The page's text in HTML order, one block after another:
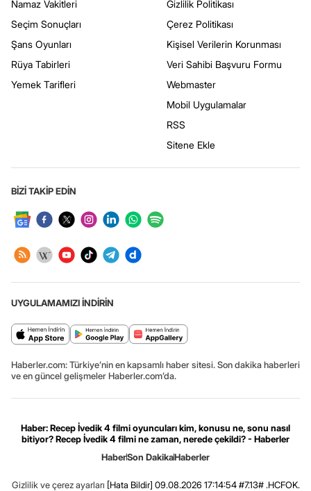
Namaz Vakitleri
Seçim Sonuçları
Şans Oyunları
Rüya Tabirleri
Yemek Tarifleri
Gizlilik Politikası
Çerez Politikası
Kişisel Verilerin Korunması
Veri Sahibi Başvuru Formu
Webmaster
Mobil Uygulamalar
RSS
Sitene Ekle
BİZİ TAKİP EDİN
UYGULAMAMIZI İNDİRİN
Haberler.com: Türkiye’nin en kapsamlı haber sitesi. Son dakika haberleri
ve en güncel gelişmeler Haberler.com’da.
Haber: Recep İvedik 4 filmi oyuncuları kim, konusu ne, sonu nasıl
bitiyor? Recep İvedik 4 filmi ne zaman, nerede çekildi? - Haberler
HaberSon DakikaHaberler
Gizlilik ve çerez ayarları [Hata Bildir] 09.08.2026 17:14:54 #7.13# .HCFOK.